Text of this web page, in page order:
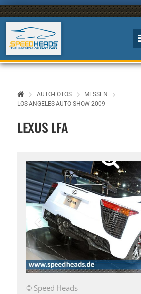
AUTO-FOTOS
MESSEN
LOS ANGELES AUTO SHOW 2009
LEXUS LFA
© Speed Heads